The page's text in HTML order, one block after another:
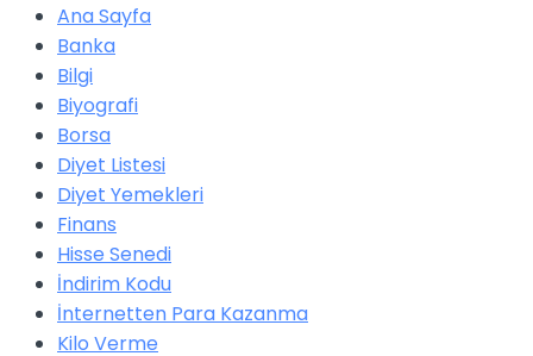
Ana Sayfa
Banka
Bilgi
Biyografi
Borsa
Diyet Listesi
Diyet Yemekleri
Finans
Hisse Senedi
İndirim Kodu
İnternetten Para Kazanma
Kilo Verme